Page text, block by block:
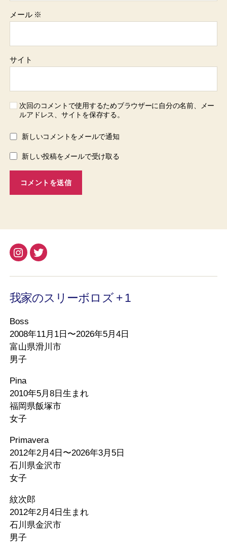
メール ※
サイト
次回のコメントで使用するためブラウザーに自分の名前、メー
ルアドレス、サイトを保存する。
新しいコメントをメールで通知
新しい投稿をメールで受け取る
Instagram
Twitter
我家のスリーボロズ + 1
Boss
2008年11月1日〜2026年5月4日
富山県滑川市
男子
Pina
2010年5月8日生まれ
福岡県飯塚市
女子
Primavera
2012年2月4日〜2026年3月5日
石川県金沢市
女子
紋次郎
2012年2月4日生まれ
石川県金沢市
男子